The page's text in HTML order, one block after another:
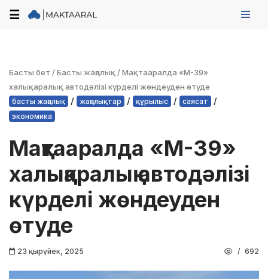
☰
Басты бет /Басты жаңалық /Мақтааралда «М-39»
халықаралық автодәлізі күрделі жөндеуден өтуде
басты жаңалық / жаңалықтар / құрылыс / саясат /
экономика
Мақтааралда «М-39»
халықаралық автодәлізі
күрделі жөндеуден
өтуде
23 қырүйек, 2025 692